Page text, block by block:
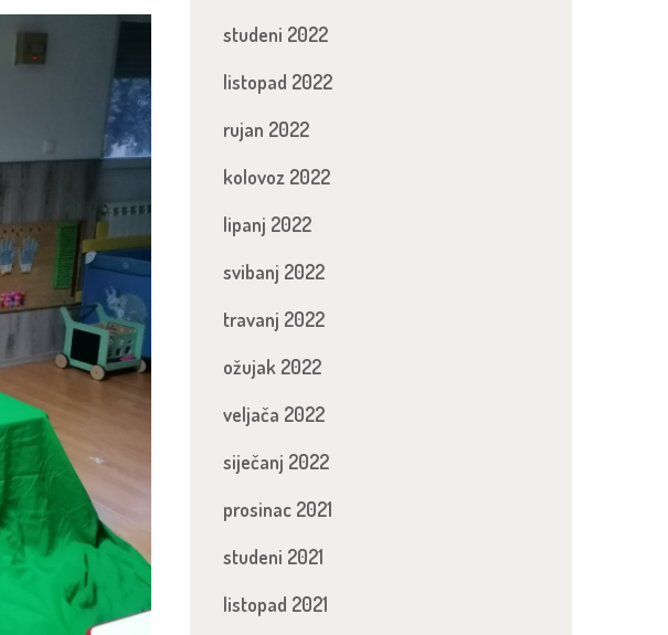
studeni 2022
listopad 2022
rujan 2022
kolovoz 2022
lipanj 2022
svibanj 2022
travanj 2022
ožujak 2022
veljača 2022
siječanj 2022
prosinac 2021
studeni 2021
listopad 2021